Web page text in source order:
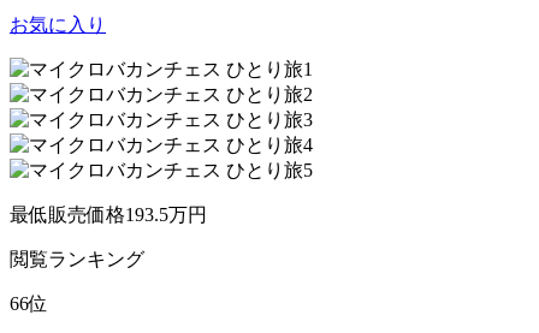
お気に入り
最低販売価格193.5万円
閲覧ランキング
66位